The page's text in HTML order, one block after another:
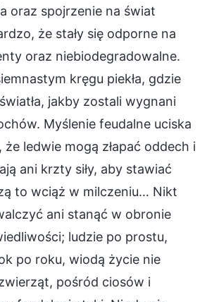
oraz spojrzenie na świat
że stały się odporne na
oraz niebiodegradowalne.
kręgu piekła, gdzie
jakby zostali wygnani
Myślenie feudalne uciska
ledwie mogą złapać oddech i
ani krzty siły, aby stawiać
to wciąż w milczeniu… Nikt
ani stanąć w obronie
ludzie po prostu,
po roku, wiodą życie nie
pośród ciosów i